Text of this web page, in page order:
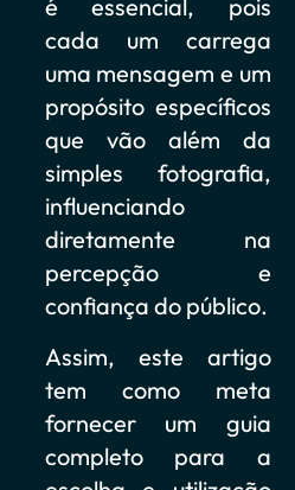
é essencial, pois
cada um carrega
uma mensagem e um
propósito específicos
que vão além da
simples fotografia,
influenciando
diretamente na
percepção e
confiança do público.
Assim, este artigo
tem como meta
fornecer um guia
completo para a